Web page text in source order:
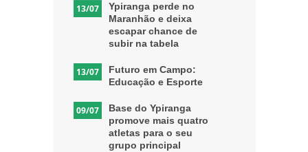
13/07
Ypiranga perde no
Maranhão e deixa
escapar chance de
subir na tabela
13/07
Futuro em Campo:
Educação e Esporte
09/07
Base do Ypiranga
promove mais quatro
atletas para o seu
grupo principal